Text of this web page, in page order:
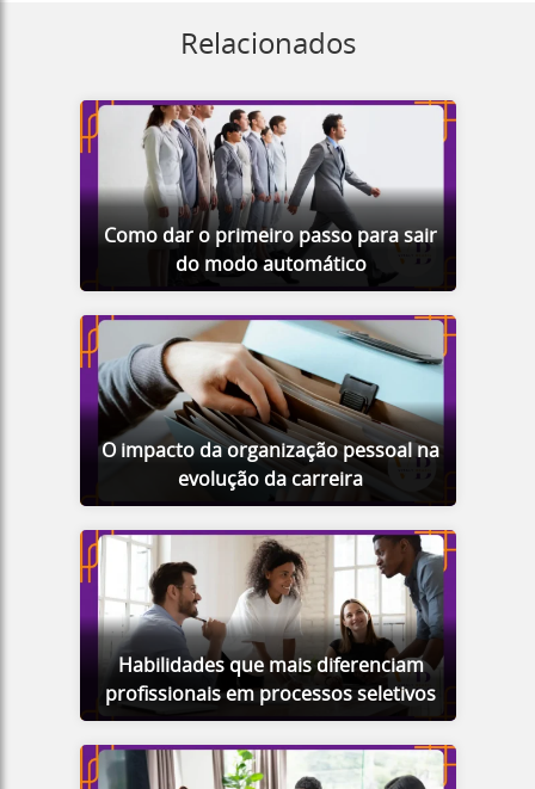
Relacionados
Como dar o primeiro passo para sair
do modo automático
O impacto da organização pessoal na
evolução da carreira
Habilidades que mais diferenciam
profissionais em processos seletivos